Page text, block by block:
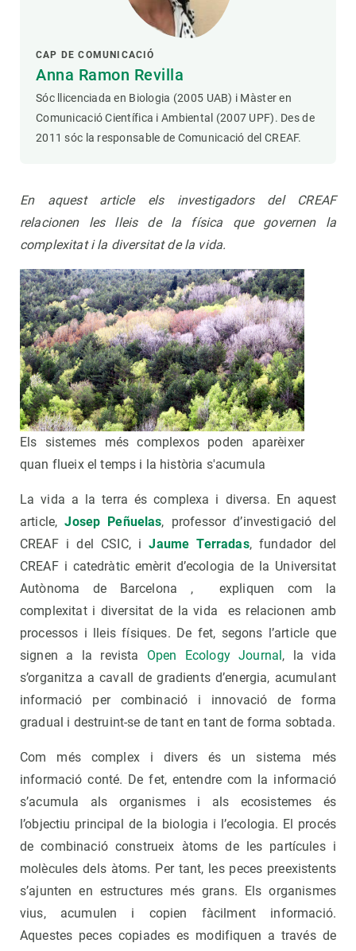
CAP DE COMUNICACIÓ
Anna Ramon Revilla
Sóc llicenciada en Biologia (2005 UAB) i Màster en
Comunicació Científica i Ambiental (2007 UPF). Des de
2011 sóc la responsable de Comunicació del CREAF.
En aquest article els investigadors del CREAF
relacionen les lleis de la física que governen la
complexitat i la diversitat de la vida.
Els sistemes més complexos poden aparèixer
quan flueix el temps i la història s'acumula
La vida a la terra és complexa i diversa. En aquest
article,Josep Peñuelas, professor d’investigació del
CREAF i del CSIC, iJaume Terradas, fundador del
CREAF i catedràtic emèrit d’ecologia de la Universitat
Autònoma de Barcelona , expliquen com la
complexitat i diversitat de la vida es relacionen amb
processos i lleis físiques. De fet, segons l’article que
signen a la revista Open Ecology Journal, la vida
s’organitza a cavall de gradients d’energia, acumulant
informació per combinació i innovació de forma
gradual i destruint-se de tant en tant de forma sobtada.
Com més complex i divers és un sistema més
informació conté. De fet, entendre com la informació
s’acumula als organismes i als ecosistemes és
l’objectiu principal de la biologia i l’ecologia. El procés
de combinació construeix àtoms de les partícules i
molècules dels àtoms. Per tant, les peces preexistents
s’ajunten en estructures més grans. Els organismes
vius, acumulen i copien fàcilment informació.
Aquestes peces copiades es modifiquen a través de